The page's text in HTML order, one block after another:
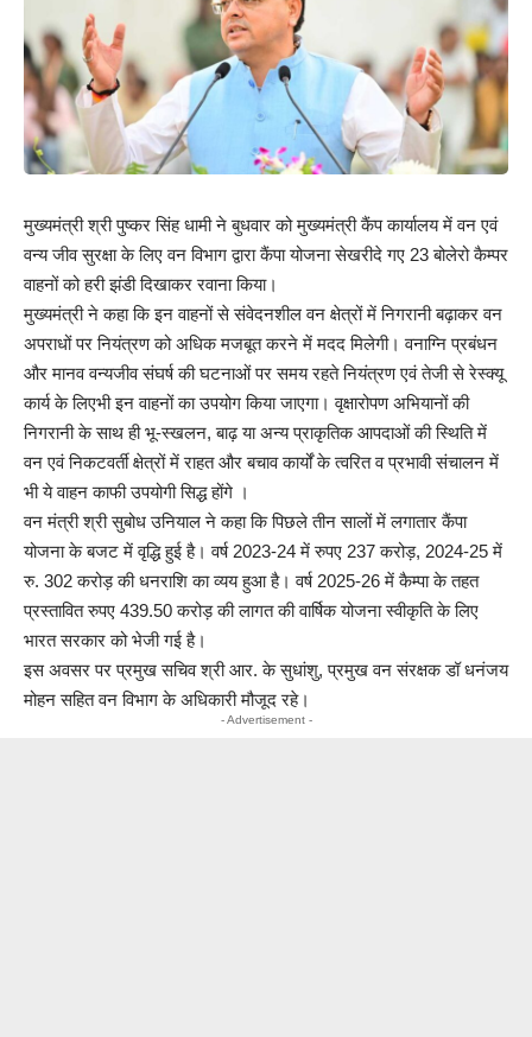
मुख्यमंत्री श्री पुष्कर सिंह धामी ने बुधवार को मुख्यमंत्री कैंप कार्यालय में वन एवं
वन्य जीव सुरक्षा के लिए वन विभाग द्वारा कैंपा योजना सेखरीदे गए 23 बोलेरो कैम्पर
वाहनों को हरी झंडी दिखाकर रवाना किया।
मुख्यमंत्री ने कहा कि इन वाहनों से संवेदनशील वन क्षेत्रों में निगरानी बढ़ाकर वन
अपराधों पर नियंत्रण को अधिक मजबूत करने में मदद मिलेगी। वनाग्नि प्रबंधन
और मानव वन्यजीव संघर्ष की घटनाओं पर समय रहते नियंत्रण एवं तेजी से रेस्क्यू
कार्य के लिएभी इन वाहनों का उपयोग किया जाएगा। वृक्षारोपण अभियानों की
निगरानी के साथ ही भू-स्खलन, बाढ़ या अन्य प्राकृतिक आपदाओं की स्थिति में
वन एवं निकटवर्ती क्षेत्रों में राहत और बचाव कार्यों के त्वरित व प्रभावी संचालन में
भी ये वाहन काफी उपयोगी सिद्ध होंगे ।
वन मंत्री श्री सुबोध उनियाल ने कहा कि पिछले तीन सालों में लगातार कैंपा
योजना के बजट में वृद्धि हुई है। वर्ष 2023-24 में रुपए 237 करोड़, 2024-25 में
रु. 302 करोड़ की धनराशि का व्यय हुआ है। वर्ष 2025-26 में कैम्पा के तहत
प्रस्तावित रुपए 439.50 करोड़ की लागत की वार्षिक योजना स्वीकृति के लिए
भारत सरकार को भेजी गई है।
इस अवसर पर प्रमुख सचिव श्री आर. के सुधांशु, प्रमुख वन संरक्षक डॉ धनंजय
मोहन सहित वन विभाग के अधिकारी मौजूद रहे।
- Advertisement -